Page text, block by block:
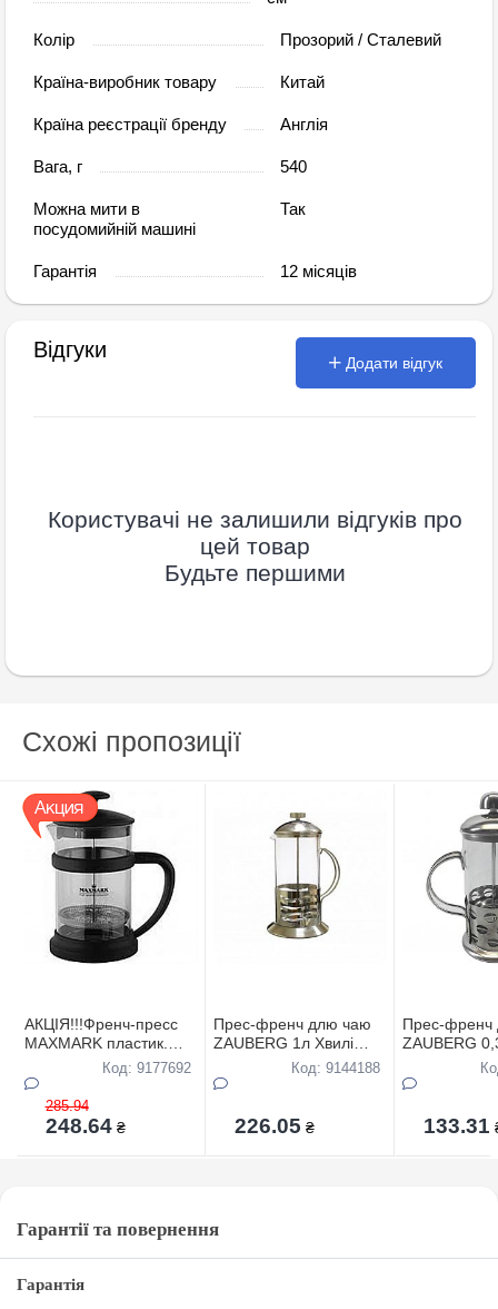
Колір Прозорий / Сталевий
Країна-виробник товару Китай
Країна реєстрації бренду Англія
Вага, г 540
Можна мити в
посудомийній машині
Так
Гарантія 12 місяців
Відгуки
Додати відгук
Користувачі не залишили відгуків про
цей товар
Будьте першими
Схожі пропозиції
АКЦIЯ!!!Френч-пресс
MAXMARK пластик.
МК-F-09/55-
1000мл(БЕЗ
УПАКОВКИ)
Код: 9177692
285.94
248.64 ₴
Прес-френч длю чаю
ZAUBERG 1л Хвилі
HT03-P1000Код: 9144188
226.05 ₴
Прес-френч
ZAUBERG
ЗернаНТ04-
133.31
Гарантії та повернення
Гарантія